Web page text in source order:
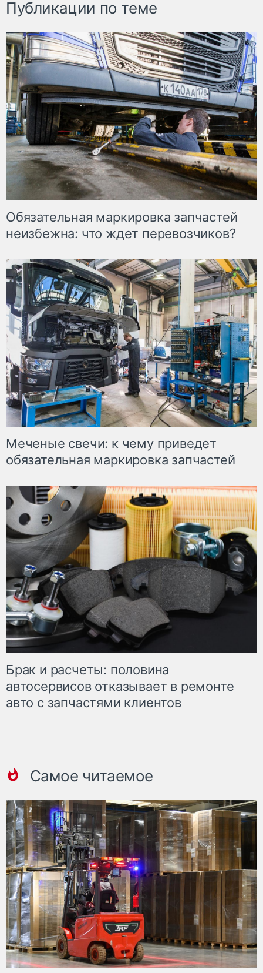
Публикации по теме
Обязательная маркировка запчастей
неизбежна: что ждет перевозчиков?
Меченые свечи: к чему приведет
обязательная маркировка запчастей
Брак и расчеты: половина
автосервисов отказывает в ремонте
авто с запчастями клиентов
Самое читаемое